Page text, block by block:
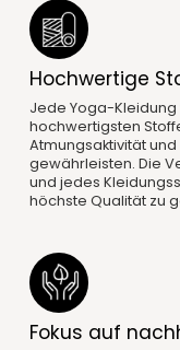
Hochwertige
Jede Yoga-
hochwertigsten
Atmungsaktivität
gewährleisten. Die
und jedes
höchste Qualität zu
Fokus auf